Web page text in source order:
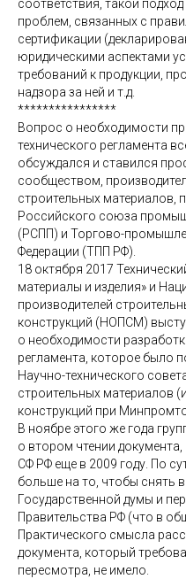
соответствия, такой
проблем, связанных с
сертификации
юридическими аспектами
требований к продукции,
надзора за ней и т.д.
****************
Вопрос о необходимости
технического регламента
обсуждался и ставился
сообществом,
строительных
Российского союза
(РСПП) и Торгово-
Федерации (ТПП РФ).
18 октября 2017
материалы и изделия» и
производителей
конструкций (НОПСМ)
о необходимости
регламента, которое было
Научно-технического
строительных материалов
конструкций при
В ноябре этого же года
о втором чтении
СФ РФ еще в 2009 году. По
больше на то, чтобы снять
Государственной думы и
Правительства РФ (что в
Практического смысла
документа, который
пересмотра, не имело.